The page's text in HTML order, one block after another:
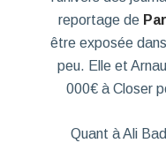
reportage de
être exposée
peu. Elle et
000€ à Closer
Quant à Ali